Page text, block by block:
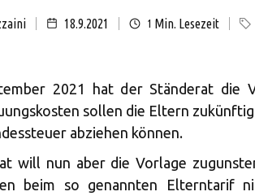
18.9.2021 1 Min. Lesezeit
2021 hat der Ständerat die
sollen die Eltern
abziehen können.
will nun aber die Vorlage
beim so genannten Elterntarif